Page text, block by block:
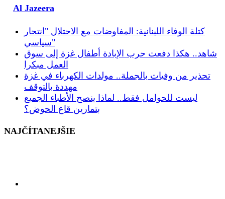
Al Jazeera
كتلة الوفاء اللبنانية: المفاوضات مع الاحتلال "انتحار
سياسي"
شاهد.. هكذا دفعت حرب الإبادة أطفال غزة إلى سوق
العمل مبكرا
تحذير من وفيات بالجملة.. مولدات الكهرباء في غزة
مهددة بالتوقف
ليست للحوامل فقط.. لماذا ينصح الأطباء الجميع
بتمارين قاع الحوض؟
NAJČÍTANEJŠIE